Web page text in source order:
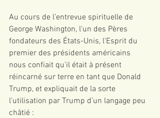
Au cours de l’entrevue spirituelle de
George Washington, l'un des Pères
fondateurs des États-Unis, l'Esprit du
premier des présidents américains
nous confiait qu'il était à présent
réincarné sur terre en tant que Donald
Trump, et expliquait de la sorte
l'utilisation par Trump d’un langage peu
châtié :